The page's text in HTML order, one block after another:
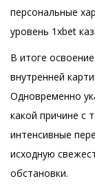
персональные
уровень 1xbet
В итоге
внутренней
Одновременно
какой причине с
интенсивные
исходную
обстановки.